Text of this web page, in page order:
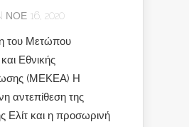
ΝΟΈ 16, 2020
του Μετώπου
Εθνικής
(ΜΕΚΕΑ) Η
αντεπίθεση της
Ελίτ και η προσωρινή